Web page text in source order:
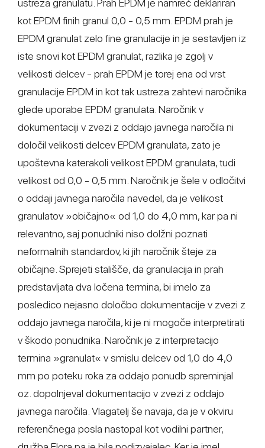
ustreza granulatu. Prah EPDM je namreč deklariran
kot EPDM finih granul 0,0 - 0,5 mm. EPDM prah je
EPDM granulat zelo fine granulacije in je sestavljen iz
iste snovi kot EPDM granulat, razlika je zgolj v
velikosti delcev - prah EPDM je torej ena od vrst
granulacije EPDM in kot tak ustreza zahtevi naročnika
glede uporabe EPDM granulata. Naročnik v
dokumentaciji v zvezi z oddajo javnega naročila ni
določil velikosti delcev EPDM granulata, zato je
upoštevna katerakoli velikost EPDM granulata, tudi
velikost od 0,0 - 0,5 mm. Naročnik je šele v odločitvi
o oddaji javnega naročila navedel, da je velikost
granulatov »običajno« od 1,0 do 4,0 mm, kar pa ni
relevantno, saj ponudniki niso dolžni poznati
neformalnih standardov, ki jih naročnik šteje za
običajne. Sprejeti stališče, da granulacija in prah
predstavljata dva ločena termina, bi imelo za
posledico nejasno določbo dokumentacije v zvezi z
oddajo javnega naročila, ki je ni mogoče interpretirati
v škodo ponudnika. Naročnik je z interpretacijo
termina »granulat« v smislu delcev od 1,0 do 4,0
mm po poteku roka za oddajo ponudb spreminjal
oz. dopolnjeval dokumentacijo v zvezi z oddajo
javnega naročila. Vlagatelj še navaja, da je v okviru
referenčnega posla nastopal kot vodilni partner,